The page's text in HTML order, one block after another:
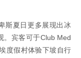
斯夏日更多展现出冰
。宾客可于Club Med
度假村体验下坡自行